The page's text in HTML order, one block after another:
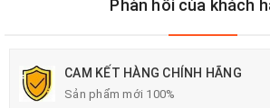
Phản hồi của khách
CAM KẾT HÀNG CHÍNH HÃNG
Sản phẩm mới 100%